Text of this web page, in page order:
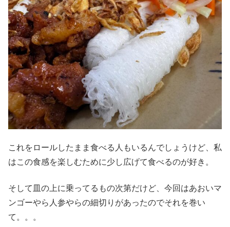
これをロールしたまま食べる人もいるんでしょうけど、私
はこの食感を楽しむために少し広げて食べるのが好き。
そして皿の上に乗ってるもの次第だけど、今回はあおいマ
ンゴーやら人参やらの細切りがあったのでそれを巻い
て。。。